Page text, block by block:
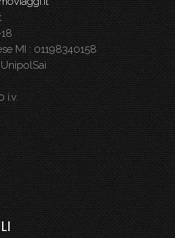
MI : 01198340158
UnipolSai
i.v.